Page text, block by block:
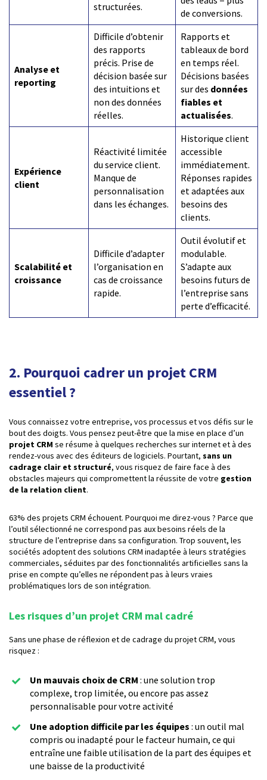
structurées.
de conversions.
Analyse et
reporting
Difficile d’obtenir
des rapports
précis. Prise de
décision basée sur
des intuitions et
non des données
réelles.
Rapports et
tableaux de bord
en temps réel.
Décisions basées
sur des données
fiables et
actualisées.
Expérience
client
Réactivité limitée
du service client.
Manque de
personnalisation
dans les échanges.
Historique client
accessible
immédiatement.
Réponses rapides
et adaptées aux
besoins des
clients.
Scalabilité et
croissance
Difficile d’adapter
l’organisation en
cas de croissance
rapide.
Outil évolutif et
modulable.
S’adapte aux
besoins futurs de
l’entreprise sans
perte d’efficacité.
2. Pourquoi cadrer un projet CRM
essentiel ?
Vous connaissez votre entreprise, vos processus et vos défis sur le
bout des doigts. Vous pensez peut-être que la mise en place d’un
projet CRM se résume à quelques recherches sur internet et à des
rendez-vous avec des éditeurs de logiciels. Pourtant, sans un
cadrage clair et structuré, vous risquez de faire face à des
obstacles majeurs qui compromettent la réussite de votre gestion
de la relation client.
63% des projets CRM échouent. Pourquoi me direz-vous ? Parce que
l’outil sélectionné ne correspond pas aux besoins réels de la
structure de l’entreprise dans sa configuration. Trop souvent, les
sociétés adoptent des solutions CRM inadaptée à leurs stratégies
commerciales, séduites par des fonctionnalités artificielles sans la
prise en compte qu’elles ne répondent pas à leurs vraies
problématiques lors de son intégration.
Les risques d’un projet CRM mal cadré
Sans une phase de réflexion et de cadrage du projet CRM, vous
risquez :
Un mauvais choix de CRM : une solution trop
complexe, trop limitée, ou encore pas assez
personnalisable pour votre activité
Une adoption difficile par les équipes : un outil mal
compris ou inadapté pour le facteur humain, ce qui
entraîne une faible utilisation de la part des équipes et
une baisse de la productivité